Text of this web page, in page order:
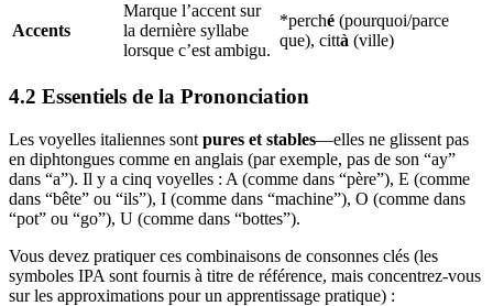
Accents
Marque l’accent sur
la dernière syllabe
lorsque c’est ambigu.
*perché (pourquoi/parce
que), città (ville)
4.2 Essentiels de la Prononciation
Les voyelles italiennes sont pures et stables—elles ne glissent pas
en diphtongues comme en anglais (par exemple, pas de son “ay”
dans “a”). Il y a cinq voyelles : A (comme dans “père”), E (comme
dans “bête” ou “ils”), I (comme dans “machine”), O (comme dans
“pot” ou “go”), U (comme dans “bottes”).
Vous devez pratiquer ces combinaisons de consonnes clés (les
symboles IPA sont fournis à titre de référence, mais concentrez-vous
sur les approximations pour un apprentissage pratique) :